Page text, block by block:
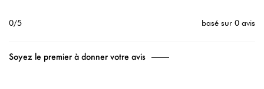
0/5 basé sur 0 avis
Soyez le premier à donner votre avis